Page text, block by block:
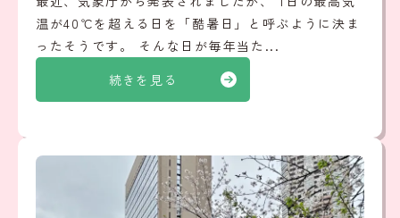
続きを見る
温が40℃を超える日を「酷暑日」と呼ぶように決ま
ったそうです。 そんな日が毎年当た...